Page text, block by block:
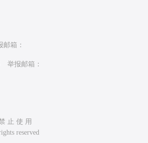
箱：
举报邮箱：
止 使 用
reserved